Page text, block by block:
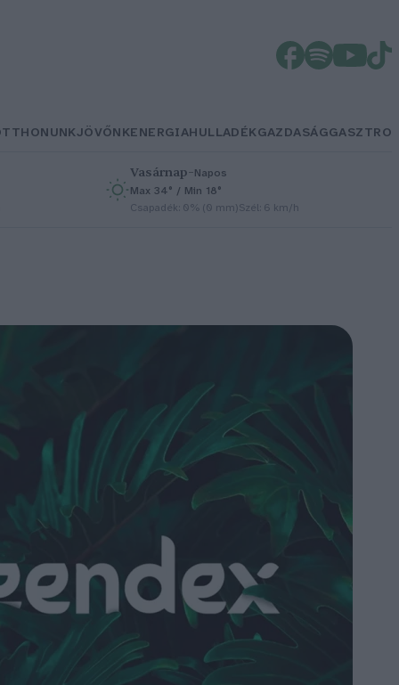
JÖVŐNKENERGIAHULLADÉKGAZDASÁGGASZTRO
Vasárnap–Napos
Max 34° / Min 18°
Csapadék: 0% (0 mm)Szél: 6 km/h